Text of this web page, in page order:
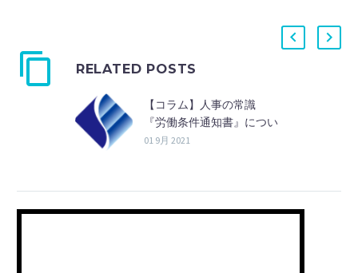
RELATED POSTS
【コラム】人事の常識
『労働条件通知書』につい
て
01 9月 2021